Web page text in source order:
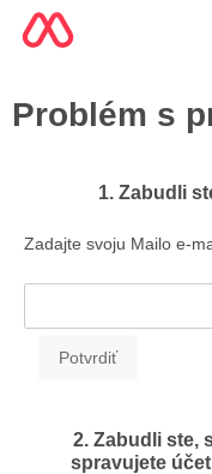
Problém s
1. Zabudli
Zadajte svoju Mailo e-
2. Zabudli ste,
spravujete